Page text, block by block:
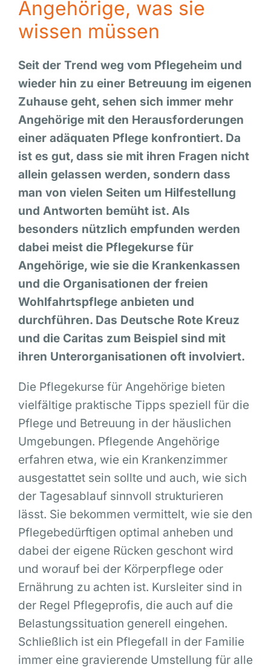
Angehörige, was sie
wissen müssen
Seit der Trend weg vom Pflegeheim und
wieder hin zu einer Betreuung im eigenen
Zuhause geht, sehen sich immer mehr
Angehörige mit den Herausforderungen
einer adäquaten Pflege konfrontiert. Da
ist es gut, dass sie mit ihren Fragen nicht
allein gelassen werden, sondern dass
man von vielen Seiten um Hilfestellung
und Antworten bemüht ist. Als
besonders nützlich empfunden werden
dabei meist die Pflegekurse für
Angehörige, wie sie die Krankenkassen
und die Organisationen der freien
Wohlfahrtspflege anbieten und
durchführen. Das Deutsche Rote Kreuz
und die Caritas zum Beispiel sind mit
ihren Unterorganisationen oft involviert.
Die Pflegekurse für Angehörige bieten
vielfältige praktische Tipps speziell für die
Pflege und Betreuung in der häuslichen
Umgebungen. Pflegende Angehörige
erfahren etwa, wie ein Krankenzimmer
ausgestattet sein sollte und auch, wie sich
der Tagesablauf sinnvoll strukturieren
lässt. Sie bekommen vermittelt, wie sie den
Pflegebedürftigen optimal anheben und
dabei der eigene Rücken geschont wird
und worauf bei der Körperpflege oder
Ernährung zu achten ist. Kursleiter sind in
der Regel Pflegeprofis, die auch auf die
Belastungssituation generell eingehen.
Schließlich ist ein Pflegefall in der Familie
immer eine gravierende Umstellung für alle